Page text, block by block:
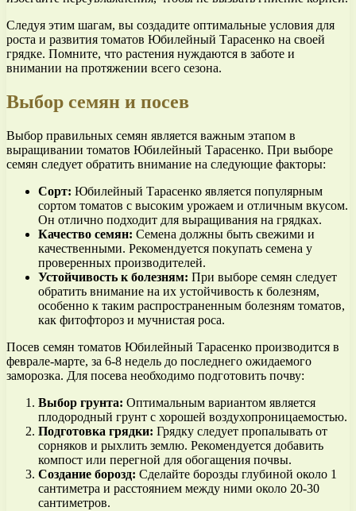
Следуя этим шагам, вы создадите оптимальные условия для
роста и развития томатов Юбилейный Тарасенко на своей
грядке. Помните, что растения нуждаются в заботе и
внимании на протяжении всего сезона.
Выбор семян и посев
Выбор правильных семян является важным этапом в
выращивании томатов Юбилейный Тарасенко. При выборе
семян следует обратить внимание на следующие факторы:
Сорт: Юбилейный Тарасенко является популярным
сортом томатов с высоким урожаем и отличным вкусом.
Он отлично подходит для выращивания на грядках.
Качество семян: Семена должны быть свежими и
качественными. Рекомендуется покупать семена у
проверенных производителей.
Устойчивость к болезням: При выборе семян следует
обратить внимание на их устойчивость к болезням,
особенно к таким распространенным болезням томатов,
как фитофтороз и мучнистая роса.
Посев семян томатов Юбилейный Тарасенко производится в
феврале-марте, за 6-8 недель до последнего ожидаемого
заморозка. Для посева необходимо подготовить почву:
Выбор грунта: Оптимальным вариантом является
плодородный грунт с хорошей воздухопроницаемостью.
Подготовка грядки: Грядку следует пропалывать от
сорняков и рыхлить землю. Рекомендуется добавить
компост или перегной для обогащения почвы.
Создание борозд: Сделайте борозды глубиной около 1
сантиметра и расстоянием между ними около 20-30
сантиметров.